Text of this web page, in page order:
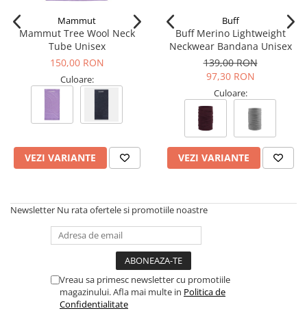
Veste
Incaltaminte drumetie
Bocanci alpinism
Ghete drumetie
Sandale
Rucsacuri & Accesorii
Mammut
Mammut Tree Wool Neck
Tube Unisex
150,00 RON
Culoare:
VEZI VARIANTE
Buff
Buff Merino Lightweight
Neckwear Bandana Unisex
139,00 RON
97,30 RON
Culoare:
VEZI VARIANTE
Newsletter Nu rata ofertele si promotiile noastre
Vreau sa primesc newsletter cu promotiile
magazinului. Afla mai multe in Politica de
Confidentialitate